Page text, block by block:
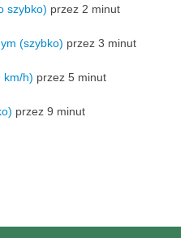
szybko) przez 2 minut
(szybko) przez 3 minut
km/h) przez 5 minut
przez 9 minut